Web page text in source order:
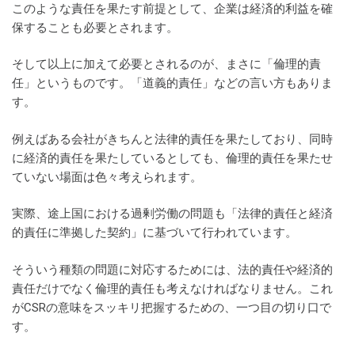
このような責任を果たす前提として、企業は経済的利益を確
保することも必要とされます。
そして以上に加えて必要とされるのが、まさに「倫理的責
任」というものです。「道義的責任」などの言い方もありま
す。
例えばある会社がきちんと法律的責任を果たしており、同時
に経済的責任を果たしているとしても、倫理的責任を果たせ
ていない場面は色々考えられます。
実際、途上国における過剰労働の問題も「法律的責任と経済
的責任に準拠した契約」に基づいて行われています。
そういう種類の問題に対応するためには、法的責任や経済的
責任だけでなく倫理的責任も考えなければなりません。これ
がCSRの意味をスッキリ把握するための、一つ目の切り口で
す。